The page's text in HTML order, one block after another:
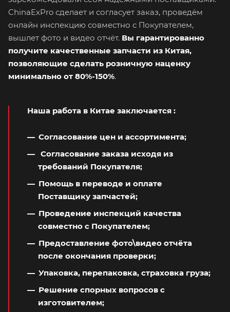
ChinaExPro сделает и согласует заказ, проведём
онлайн инспекцию совместно с Покупателем,
вышлет фото и видео отчёт. Вы гарантированно
получите качественные запчасти из Китая,
позволяющие сделать розничную наценку
минимально от 80%-150%.
Наша работа в Китае заключается :
Согласование цен и ассортимента;
Согласование заказа исходя из
требований Покупателя;
Помощь в переводе и оплате
Поставщику запчастей;
Проведение инспекций качества
совместно с Покупателем;
Предоставление фото\видео отчёта
после окончания проверки;
Упаковка, перепаковка, страховка груза;
Решение спорных вопросов с
изготовителем;